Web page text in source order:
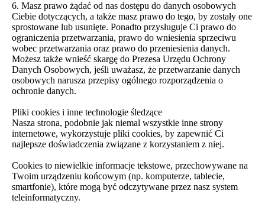
6. Masz prawo żądać od nas dostępu do danych osobowych
Ciebie dotyczących, a także masz prawo do tego, by zostały one
sprostowane lub usunięte. Ponadto przysługuje Ci prawo do
ograniczenia przetwarzania, prawo do wniesienia sprzeciwu
wobec przetwarzania oraz prawo do przeniesienia danych.
Możesz także wnieść skargę do Prezesa Urzędu Ochrony
Danych Osobowych, jeśli uważasz, że przetwarzanie danych
osobowych narusza przepisy ogólnego rozporządzenia o
ochronie danych.
Pliki cookies i inne technologie śledzące
Nasza strona, podobnie jak niemal wszystkie inne strony
internetowe, wykorzystuje pliki cookies, by zapewnić Ci
najlepsze doświadczenia związane z korzystaniem z niej.
Cookies to niewielkie informacje tekstowe, przechowywane na
Twoim urządzeniu końcowym (np. komputerze, tablecie,
smartfonie), które mogą być odczytywane przez nasz system
teleinformatyczny.